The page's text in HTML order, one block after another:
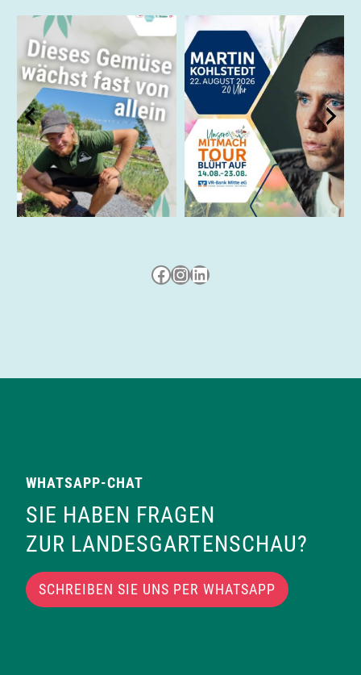
Besuche uns auf Facebook
Besuche uns auf Instagram
LinkedIn
WHATSAPP-CHAT
SIE HABEN FRAGEN
ZUR LANDESGARTENSCHAU?
SCHREIBEN SIE UNS PER WHATSAPP